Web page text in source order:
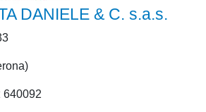
DANIELE & C. s.a.s.
640092